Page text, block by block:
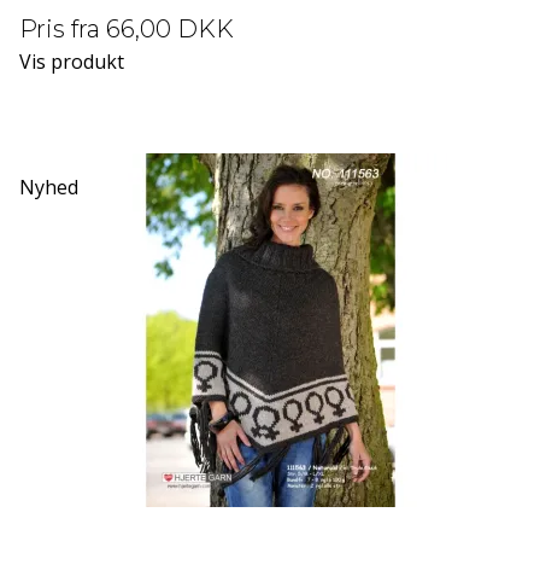
Pris fra 66,00 DKK
Vis produkt
Nyhed